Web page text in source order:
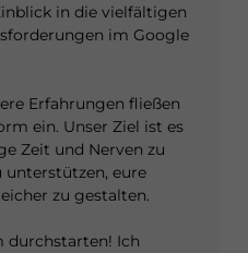
in die vielfältigen
im Google
Erfahrungen fließen
ein. Unser Ziel ist es
Zeit und Nerven zu
unterstützen, eure
zu gestalten.
durchstarten! Ich